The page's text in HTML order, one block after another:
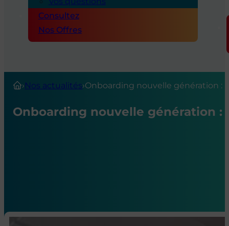
Consultez
Nos Offres
›Nos actualités›Onboarding nouvelle génération :
Onboarding nouvelle génération